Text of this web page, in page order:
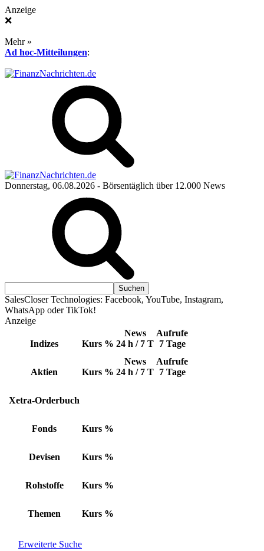
Anzeige
❌
Mehr »
Ad hoc-Mitteilungen:
Donnerstag, 06.08.2026 - Börsentäglich über 12.000 News
SalesCloser Technologies: Facebook, YouTube, Instagram,
WhatsApp oder TikTok!
Anzeige
Indizes Kurs %
News
24 h / 7 T
Aufrufe
7 Tage
Aktien Kurs %
News
24 h / 7 T
Aufrufe
7 Tage
Xetra-Orderbuch
Fonds Kurs %
Devisen Kurs %
Rohstoffe Kurs %
Themen Kurs %
Erweiterte Suche